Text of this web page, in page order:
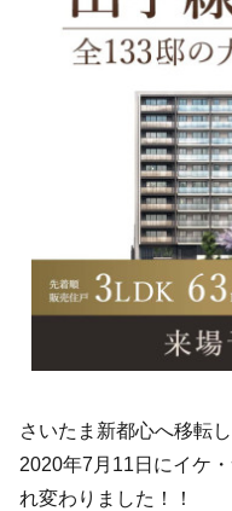
さいたま新都心へ移転
2020年7月11日にイケ
れ変わりました！！